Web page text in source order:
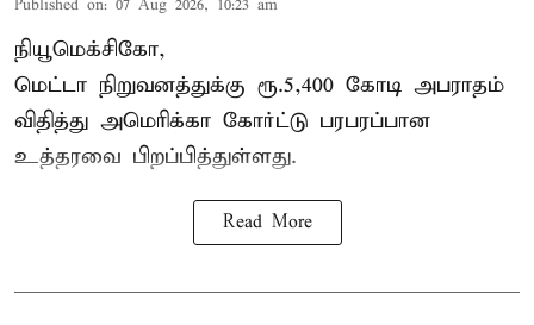
Published on: 07 Aug 2026, 10:23 am
நியூமெக்சிகோ,
மெட்டா நிறுவனத்துக்கு ரூ.5,400 கோடி அபராதம்
விதித்து அமெரிக்கா கோர்ட்டு பரபரப்பான
உத்தரவை பிறப்பித்துள்ளது.
Read More